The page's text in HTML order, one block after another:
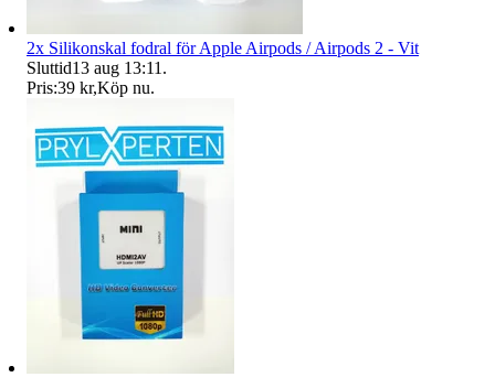
2x Silikonskal fodral för Apple Airpods / Airpods 2 - Vit
Sluttid13 aug 13:11 .
Pris:39 kr,Köp nu.